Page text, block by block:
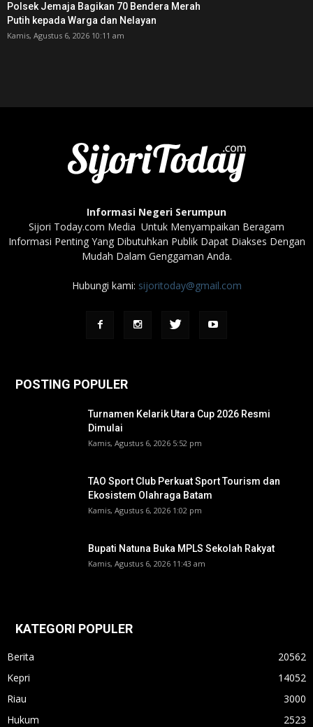
Polsek Jemaja Bagikan 70 Bendera Merah
Putih kepada Warga dan Nelayan
Kamis, Agustus 6, 2026 10:11 am
Informasi Negeri Serumpun
Sijori Today.com Media Untuk Menyampaikan Beragam
Informasi Penting Yang Dibutuhkan Publik Dapat Diakses Dengan
Mudah Dalam Genggaman Anda.
Hubungi kami: sijoritoday@gmail.com
POSTING POPULER
Turnamen Kelarik Utara Cup 2026 Resmi
Dimulai
Kamis, Agustus 6, 2026 5:52 pm
TAO Sport Club Perkuat Sport Tourism dan
Ekosistem Olahraga Batam
Kamis, Agustus 6, 2026 1:02 pm
Bupati Natuna Buka MPLS Sekolah Rakyat
Kamis, Agustus 6, 2026 11:43 am
KATEGORI POPULER
Berita
20562
Kepri
14052
Riau
3000
Hukum
2523